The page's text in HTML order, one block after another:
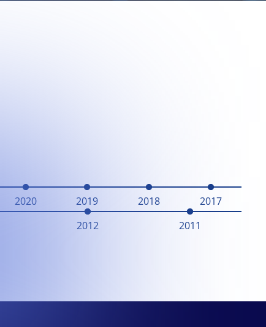
2020 2019 2018
2017
2012 2011